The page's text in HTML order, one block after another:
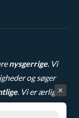
nysgerrige. Vi
og søger
. Vi er ærlige,
til at stole på. Vi